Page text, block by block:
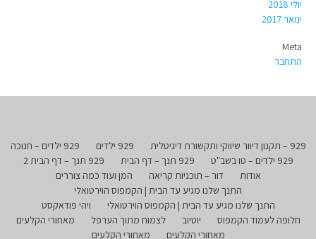
יולי 2018
ינואר 2017
Meta
התחבר
929 – תקנון דיוור שיווקי ותקשורת דיגיטלית 929 ילדים
929 ילדים – חנוכה
929 ילדים – טו בשב"ט
929 תנך – דף הבית
929 תנך – דף הבית 2
אודות
דור – תוכניות קריאה
המן ועוד כמה צוררים
התנך שלנו מגיע עד הבית | הקמפוס הוירטואלי
התנך שלנו מגיע עד הבית | הקמפוס הוירטואלי
ויהי פודאקסט
חלופה לעמוד הקמפוס
יוטיוב לצמוח מתוך הערפל
מאחורי הקלעים
מאחורי הקלעים
מאחורי הקלעים